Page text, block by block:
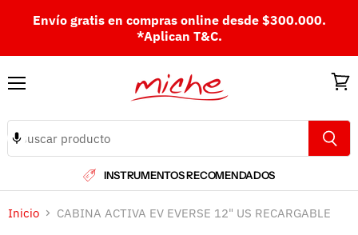
Envío gratis en compras online desde $300.000.
*Aplican T&C.
INSTRUMENTOS RECOMENDADOS
Inicio CABINA ACTIVA EV EVERSE 12" US RECARGABLE